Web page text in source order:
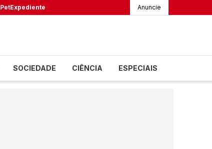
PetExpediente Anuncie
SOCIEDADE CIÊNCIA ESPECIAIS